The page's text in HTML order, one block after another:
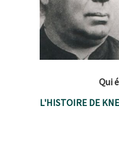
Qui
L'HISTOIRE DE